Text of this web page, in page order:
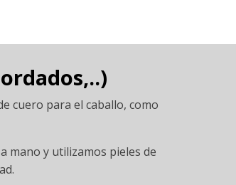
cuero para el caballo, como
mano y utilizamos pieles de